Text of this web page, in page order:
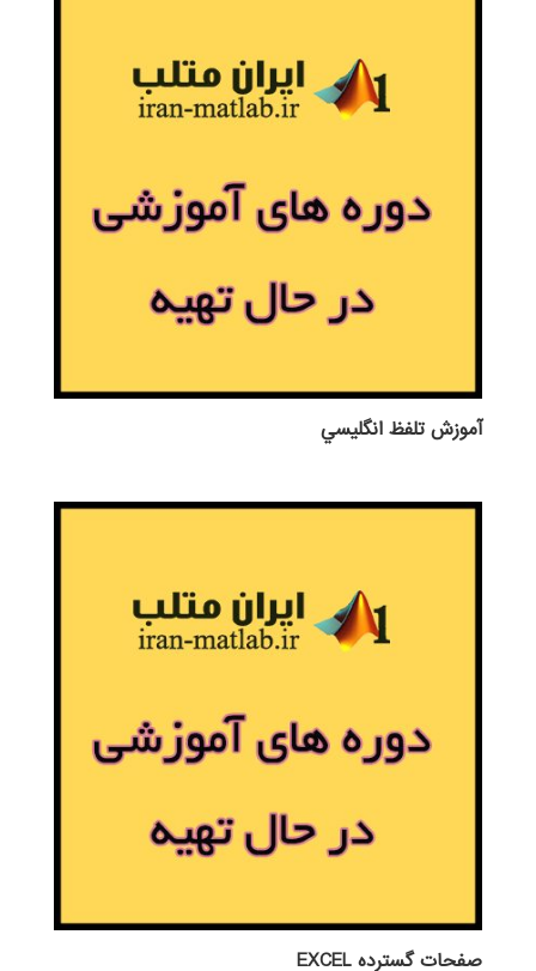
آموزش تلفظ انگليسي
صفحات گسترده EXCEL